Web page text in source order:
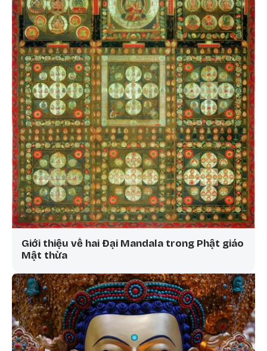
Giới thiệu về hai Đại Mandala trong Phật giáo
Mật thừa